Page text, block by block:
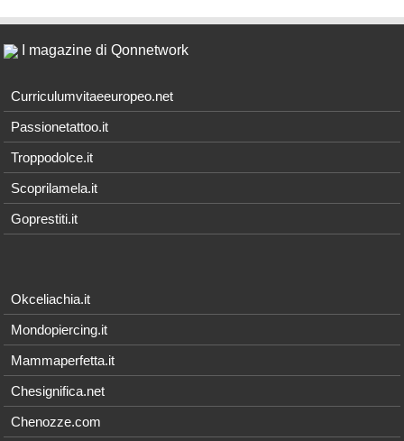
I magazine di Qonnetwork
Curriculumvitaeeuropeo.net
Passionetattoo.it
Troppodolce.it
Scoprilamela.it
Goprestiti.it
Okceliachia.it
Mondopiercing.it
Mammaperfetta.it
Chesignifica.net
Chenozze.com